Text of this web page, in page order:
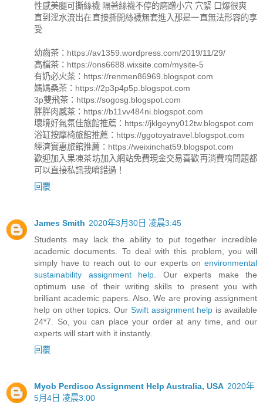
性感美腿可撕絲襪 隔著絲襪不停的磨蹭小穴 穴緊 口爆很爽
直到淫水流出在直接撕開絲襪無套進入那是一直無法形容的享
受
幼齒茶：https://av1359.wordpress.com/2019/11/29/
高檔茶：https://ons6688.wixsite.com/mysite-5
有奶必火茶：https://renmen86969.blogspot.com
媽媽桑茶：https://2p3p4p5p.blogspot.com
3p雙飛茶：https://sogosg.blogspot.com
胖胖肉感茶：https://b11vv484ni.blogspot.com
壞境好氣氛佳旅館推薦：https://jklgeyny012tw.blogspot.com
浴缸按摩椅旅館推薦：https://ggotoyatravel.blogspot.com
經濟實惠旅館推薦：https://weixinchat59.blogspot.com
歡迎加入果凍茶坊加入網站免費現金交易喜歡再消費唷問題都
可以直接私訊我唷錯過！
回覆
James Smith 2020年3月30日 凌晨3:45
Students may lack the ability to put together incredible
academic documents. To deal with this problem, you will
simply have to reach out to our experts on environmental
sustainability assignment help . Our experts make the
optimum use of their writing skills to present you with
brilliant academic papers. Also, We are proving assignment
help on other topics. Our Swift assignment help is available
24*7. So, you can place your order at any time, and our
experts will start with it instantly.
回覆
Myob Perdisco Assignment Help Australia, USA 2020年
5月4日 凌晨3:00